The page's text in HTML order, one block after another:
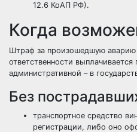
12.6 КоАП РФ).
Когда
Штраф за произошедшую аварию
ответственности
административной – в
Без
транспортное средство
регистрации, либо оно